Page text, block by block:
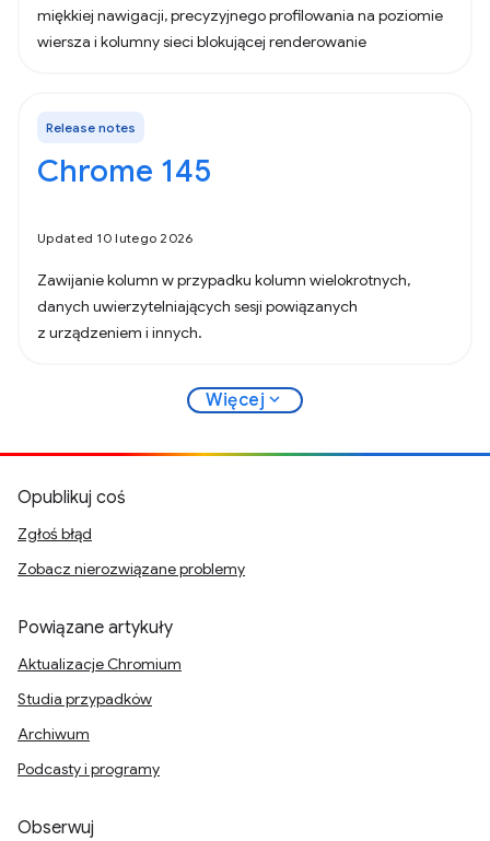
miękkiej nawigacji, precyzyjnego profilowania na poziomie
wiersza i kolumny sieci blokującej renderowanie
Release notes
Chrome 145
Updated 10 lutego 2026
Zawijanie kolumn w przypadku kolumn wielokrotnych,
danych uwierzytelniających sesji powiązanych
z urządzeniem i innych.
Więcej expand_more
Opublikuj coś
Zgłoś błąd
Zobacz nierozwiązane problemy
Powiązane artykuły
Aktualizacje Chromium
Studia przypadków
Archiwum
Podcasty i programy
Obserwuj